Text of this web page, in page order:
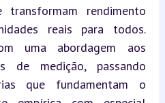
rendimento
reais para todos.
uma abordagem aos
de medição, passando
que fundamentam o